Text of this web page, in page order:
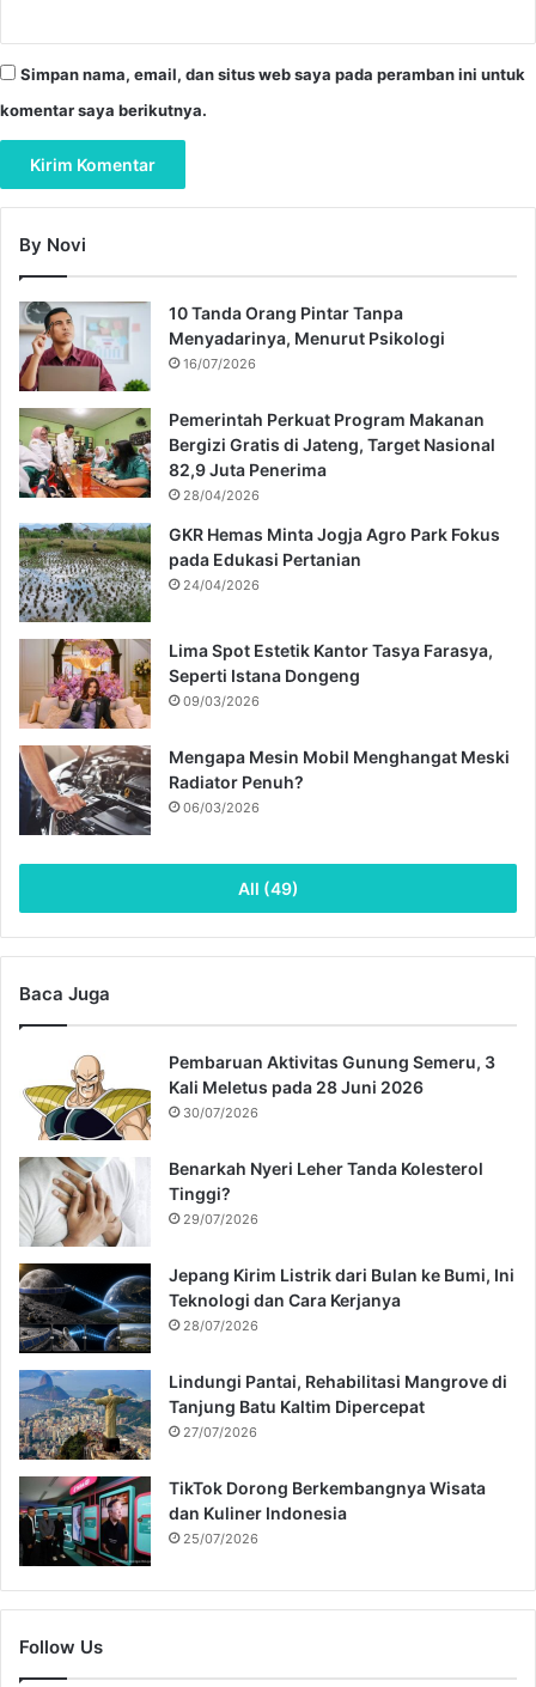
Simpan nama, email, dan situs web saya pada peramban ini untuk
komentar saya berikutnya.
By Novi
10 Tanda Orang Pintar Tanpa
Menyadarinya, Menurut Psikologi
16/07/2026
Pemerintah Perkuat Program Makanan
Bergizi Gratis di Jateng, Target Nasional
82,9 Juta Penerima
28/04/2026
GKR Hemas Minta Jogja Agro Park Fokus
pada Edukasi Pertanian
24/04/2026
Lima Spot Estetik Kantor Tasya Farasya,
Seperti Istana Dongeng
09/03/2026
Mengapa Mesin Mobil Menghangat Meski
Radiator Penuh?
06/03/2026
All (49)
Baca Juga
Pembaruan Aktivitas Gunung Semeru, 3
Kali Meletus pada 28 Juni 2026
30/07/2026
Benarkah Nyeri Leher Tanda Kolesterol
Tinggi?
29/07/2026
Jepang Kirim Listrik dari Bulan ke Bumi, Ini
Teknologi dan Cara Kerjanya
28/07/2026
Lindungi Pantai, Rehabilitasi Mangrove di
Tanjung Batu Kaltim Dipercepat
27/07/2026
TikTok Dorong Berkembangnya Wisata
dan Kuliner Indonesia
25/07/2026
Follow Us